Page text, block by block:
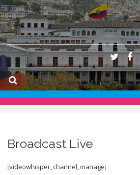
Broadcast Live
[videowhisper_channel_manage]